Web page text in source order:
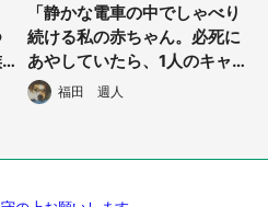
「静かな電車の中でしゃべり
続ける私の赤ちゃん。必死に
あやしていたら、1人のキャリ
アウーマンが...」（茨城県・4
0代女性）
福田 週人